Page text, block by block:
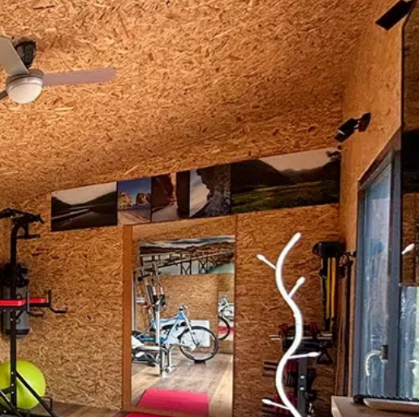
Melden Sie sich für den Newsletter an, um als
Erster unsere Stornierungswarnungen,
Neuigkeiten und unsere besten Angebote bis
zu -30%zu erhalten.
Vorname
E-Mail
Ich akzeptiere
die
Datenschutzerklärung